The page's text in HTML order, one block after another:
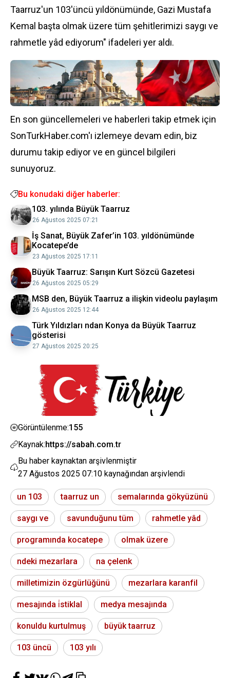
Taarruz'un 103'üncü yıldönümünde, Gazi Mustafa
Kemal başta olmak üzere tüm şehitlerimizi saygı ve
rahmetle yâd ediyorum" ifadeleri yer aldı.
En son güncellemeleri ve haberleri takip etmek için
SonTurkHaber.com'ı izlemeye devam edin, biz
durumu takip ediyor ve en güncel bilgileri
sunuyoruz.
Bu konudaki diğer haberler:
103. yılında Büyük Taarruz
26 Ağustos 2025 07:21
İş Sanat, Büyük Zafer’in 103. yıldönümünde
Kocatepe’de
23 Ağustos 2025 17:11
Büyük Taarruz: Sarışın Kurt Sözcü Gazetesi
26 Ağustos 2025 05:29
MSB den, Büyük Taarruz a ilişkin videolu paylaşım
26 Ağustos 2025 12:44
Türk Yıldızları ndan Konya da Büyük Taarruz
gösterisi
27 Ağustos 2025 20:25
Görüntülenme:155
Kaynak:https://sabah.com.tr
Bu haber kaynaktan arşivlenmiştir
27 Ağustos 2025 07:10 kaynağından arşivlendi
un 103 taarruz un semalarında gökyüzünü
saygı ve savunduğunu tüm rahmetle yâd
programında kocatepe olmak üzere
ndeki mezarlara na çelenk
milletimizin özgürlüğünü mezarlara karanfil
mesajında i̇stiklal medya mesajında
konuldu kurtulmuş büyük taarruz
103 üncü 103 yılı